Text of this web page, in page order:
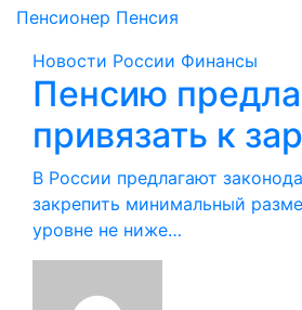
Пенсионер Пенсия
Новости России Финансы
Пенсию
привязать к
В России предлагают
закрепить минимальный
уровне не ниже…